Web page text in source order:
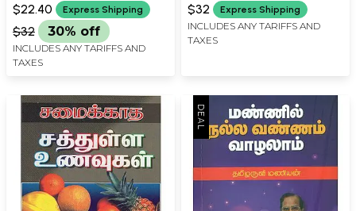
$22.40 Express Shipping
$32 30% off
INCLUDES ANY TARIFFS AND
TAXES
$32 Express Shipping
INCLUDES ANY TARIFFS AND
TAXES